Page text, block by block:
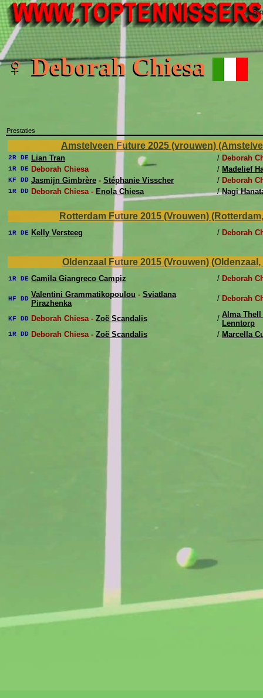
♀ Deborah Chiesa
Prestaties
Amstelveen Future 2025 (vrouwen)
2R DE Lian Tran / Deborah
1R DE Deborah Chiesa / Madelief
KF DD Jasmijn Gimbrère - Stéphanie Visscher / Deborah
1R DD Deborah Chiesa - Enola Chiesa / Nagi
Rotterdam Future 2015 (Vrouwen)
1R DE Kelly Versteeg / Deborah
Oldenzaal Future 2015 (Vrouwen)
1R DE Camila Giangreco Campiz / Deborah
HF DD Valentini Grammatikopoulou - Sviatlana
Pirazhenka
/ Deborah
KF DD Deborah Chiesa - Zoë Scandalis / Alma
Lenntorp
1R DD Deborah Chiesa - Zoë Scandalis / Marcella